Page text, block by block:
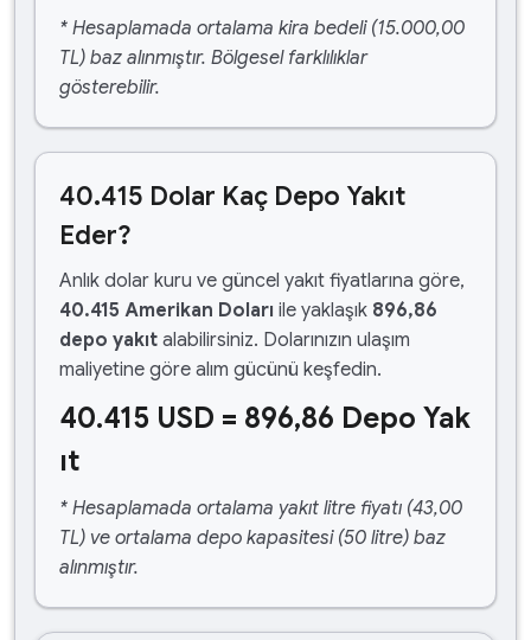
* Hesaplamada ortalama kira bedeli (15.000,00
TL) baz alınmıştır. Bölgesel farklılıklar
gösterebilir.
40.415 Dolar Kaç Depo Yakıt
Eder?
Anlık dolar kuru ve güncel yakıt fiyatlarına göre,
40.415 Amerikan Doları ile yaklaşık 896,86
depo yakıt alabilirsiniz. Dolarınızın ulaşım
maliyetine göre alım gücünü keşfedin.
40.415 USD = 896,86 Depo Yak
ıt
* Hesaplamada ortalama yakıt litre fiyatı (43,00
TL) ve ortalama depo kapasitesi (50 litre) baz
alınmıştır.